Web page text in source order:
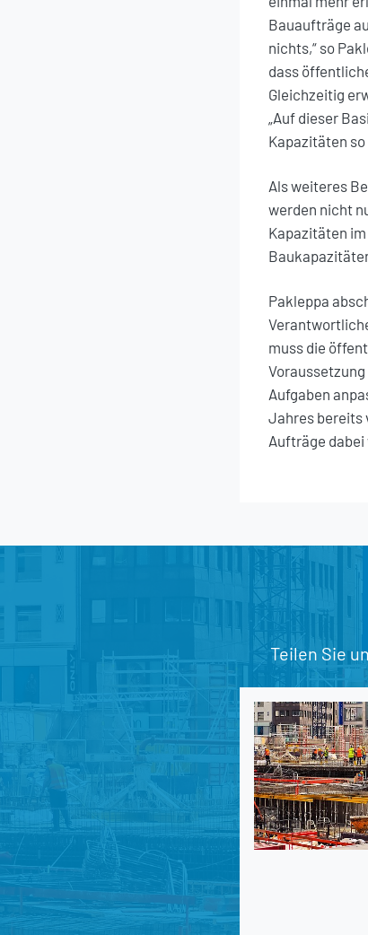
Bauaufträge
nichts,“ so
dass
Gleichzeitig
„Auf dieser
Kapazitäten
Als weiteres
werden nicht
Kapazitäten
Pakleppa
muss die
Aufgaben
Jahres bereits
Aufträge dabei
Teilen Sie